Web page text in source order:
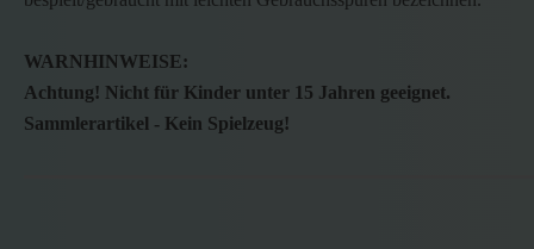
WARNHINWEISE:
Achtung! Nicht für Kinder unter 15 Jahren geeignet.
Sammlerartikel - Kein Spielzeug!